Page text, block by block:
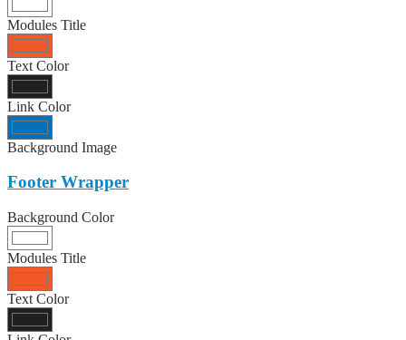
Modules Title
Text Color
Link Color
Background Image
Footer Wrapper
Background Color
Modules Title
Text Color